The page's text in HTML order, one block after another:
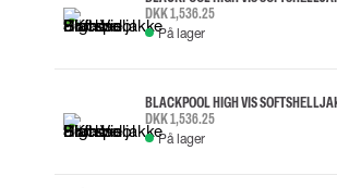
DKK 1,536.25
På lager
BLACKPOOL HIGH VIS
DKK 1,536.25
På lager